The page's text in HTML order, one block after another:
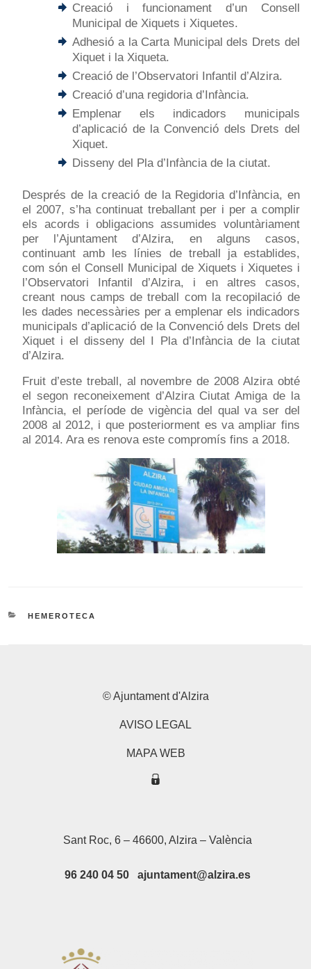
Creació i funcionament d’un Consell
Municipal de Xiquets i Xiquetes.
Adhesió a la Carta Municipal dels Drets del
Xiquet i la Xiqueta.
Creació de l’Observatori Infantil d’Alzira.
Creació d’una regidoria d’Infància.
Emplenar els indicadors municipals
d’aplicació de la Convenció dels Drets del
Xiquet.
Disseny del Pla d’Infància de la ciutat.
Després de la creació de la Regidoria d’Infància, en
el 2007, s’ha continuat treballant per i per a complir
els acords i obligacions assumides voluntàriament
per l’Ajuntament d’Alzira, en alguns casos,
continuant amb les línies de treball ja establides,
com són el Consell Municipal de Xiquets i Xiquetes i
l’Observatori Infantil d’Alzira, i en altres casos,
creant nous camps de treball com la recopilació de
les dades necessàries per a emplenar els indicadors
municipals d’aplicació de la Convenció dels Drets del
Xiquet i el disseny del I Pla d’Infància de la ciutat
d’Alzira.
Fruit d’este treball, al novembre de 2008 Alzira obté
el segon reconeixement d’Alzira Ciutat Amiga de la
Infància, el període de vigència del qual va ser del
2008 al 2012, i que posteriorment es va ampliar fins
al 2014. Ara es renova este compromís fins a 2018.
CATEGORIES
HEMEROTECA
© Ajuntament d'Alzira
AVISO LEGAL
MAPA WEB
Sant Roc, 6 – 46600, Alzira – València
96 240 04 50 ajuntament@alzira.es